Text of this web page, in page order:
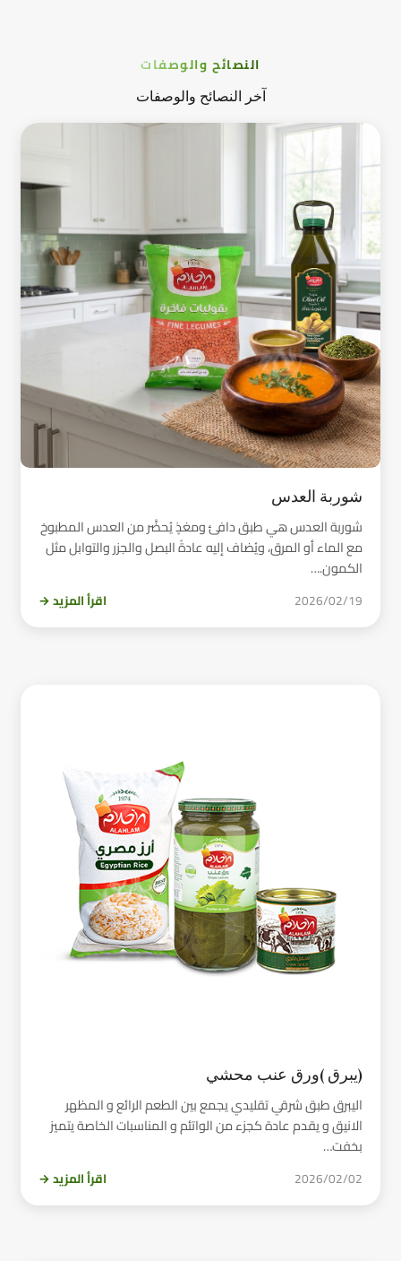
النصائح والوصفات
آخر النصائح والوصفات
شوربة العدس
شوربة العدس هي طبق دافئ ومغذٍ يُحضَّر من العدس المطبوخ
مع الماء أو المرق، ويُضاف إليه عادةً البصل والجزر والتوابل مثل
الكمون.…
2026/02/19 اقرأ المزيد →
(يبرق )ورق عنب محشي
اليبرق طبق شرقي تقليدي يجمع بين الطعم الرائع و المظهر
الانيق و يقدم عادة كجزء من الواتئم و المناسبات الخاصة يتميز
بخفت…
2026/02/02 اقرأ المزيد →